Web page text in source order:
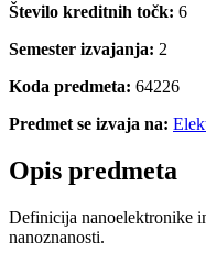
Število kreditnih točk: 6
Semester izvajanja: 2
Koda predmeta: 64226
Predmet se izvaja na:
Opis predmeta
Definicija nanoelektronike
nanoznanosti.